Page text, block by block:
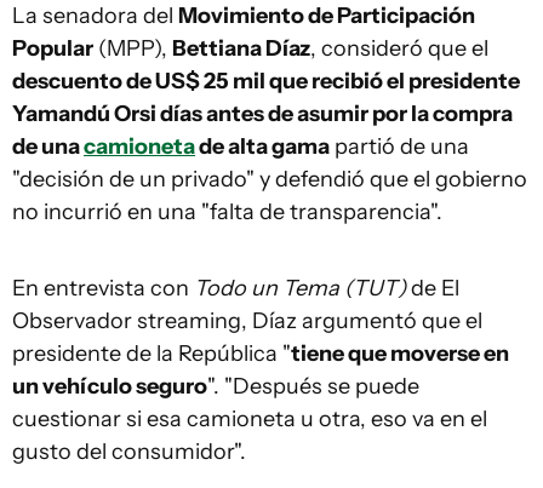
La senadora del Movimiento de Participación
Popular (MPP), Bettiana Díaz, consideró que el
descuento de US$ 25 mil que recibió el presidente
Yamandú Orsi días antes de asumir por la compra
de unacamionetade alta gama partió de una
"decisión de un privado" y defendió que el gobierno
no incurrió en una "falta de transparencia".
En entrevista con Todo un Tema (TUT)de El
Observador streaming, Díaz argumentó que el
presidente de la República "tiene que moverse en
un vehículo seguro". "Después se puede
cuestionar si esa camioneta u otra, eso va en el
gusto del consumidor".